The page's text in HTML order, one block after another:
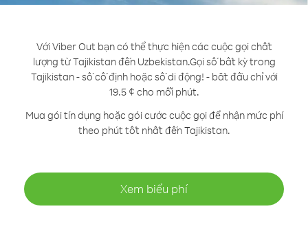
Với Viber Out bạn có thể thực hiện các cuộc gọi chất
lượng từ Tajikistan đến Uzbekistan.Gọi số bất kỳ trong
Tajikistan - số cố định hoặc số di động! - bắt đầu chỉ với
19.5 ¢ cho mỗi phút.
Mua gói tín dụng hoặc gói cước cuộc gọi để nhận mức phí
theo phút tốt nhất đến Tajikistan.
Xem biểu phí